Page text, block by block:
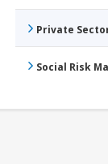
Private
Social Risk